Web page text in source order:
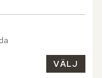
VÄLJ